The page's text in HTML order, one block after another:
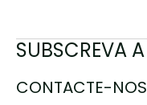
SUBSCREVA
CONTACTE-